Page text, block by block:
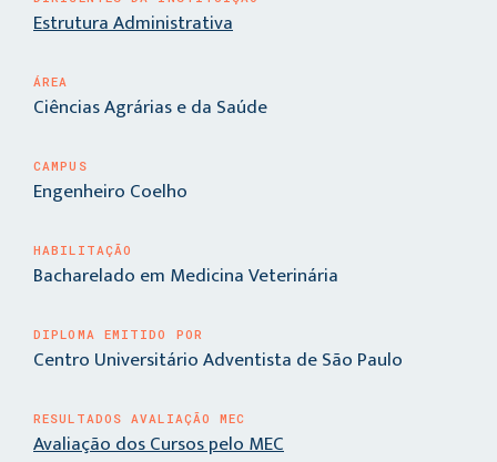
Estrutura Administrativa
ÁREA
Ciências Agrárias e da Saúde
CAMPUS
Engenheiro Coelho
HABILITAÇÃO
Bacharelado em Medicina Veterinária
DIPLOMA EMITIDO POR
Centro Universitário Adventista de São Paulo
RESULTADOS AVALIAÇÃO MEC
Avaliação dos Cursos pelo MEC